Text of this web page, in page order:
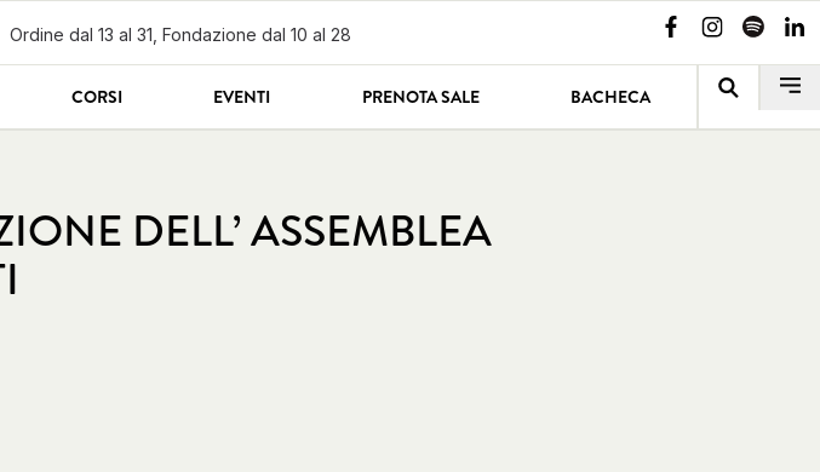
Ordine dal 13 al 31, Fondazione dal 10 al 28
CORSI EVENTI PRENOTA SALE BACHECA
DELL’ ASSEMBLEA